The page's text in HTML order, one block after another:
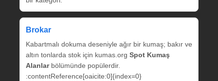
Brokar
Kabartmalı dokuma deseniyle ağır bir kumaş; bakır ve
altın tonlarda stok için kumas.org Spot Kumaş
Alanlarbölümünde popülerdir.
:contentReference[oaicite:0]{index=0}